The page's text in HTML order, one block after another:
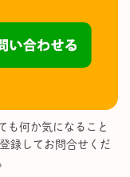
も何か気になること
録してお問合せくだ